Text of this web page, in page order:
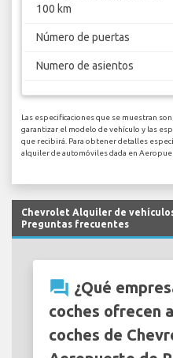
100 km
Número de puertas
Numero de asientos
Las especificaciones que se muestran
garantizar el modelo de vehículo y las
que recibirá. Para obtener detalles
alquiler de automóviles dada en
Chevrolet Alquiler de
Preguntas frecuentes
question_answer ¿Qué
coches ofrecen
coches de